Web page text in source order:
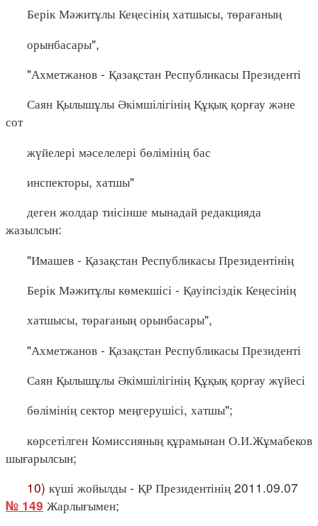
Берік Мәжитұлы Кеңесінің хатшысы, төрағаның
орынбасары",
"Ахметжанов - Қазақстан Республикасы Президенті
Саян Қылышұлы Әкімшілігінің Құқық қорғау және
сот
жүйелері мәселелері бөлімінің бас
инспекторы, хатшы"
деген жолдар тиісінше мынадай редакцияда
жазылсын:
"Имашев - Қазақстан Республикасы Президентінің
Берік Мәжитұлы көмекшісі - Қауіпсіздік Кеңесінің
хатшысы, төрағаның орынбасары",
"Ахметжанов - Қазақстан Республикасы Президенті
Саян Қылышұлы Әкімшілігінің Құқық қорғау жүйесі
бөлімінің сектор меңгерушісі, хатшы";
көрсетілген Комиссияның құрамынан О.И.Жұмабеков
шығарылсын;
10) күші жойылды - ҚР Президентінің 2011.09.07
№ 149 Жарлығымен;